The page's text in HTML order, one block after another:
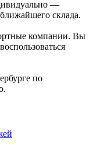
—
склада.
компании. Вы
по